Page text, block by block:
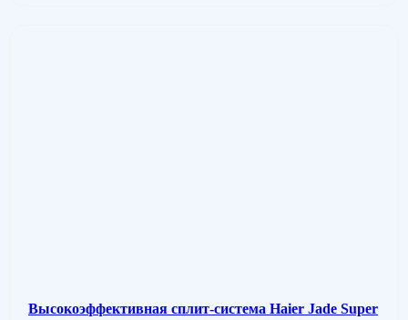
Высокоэффективная сплит-система Haier Jade Super